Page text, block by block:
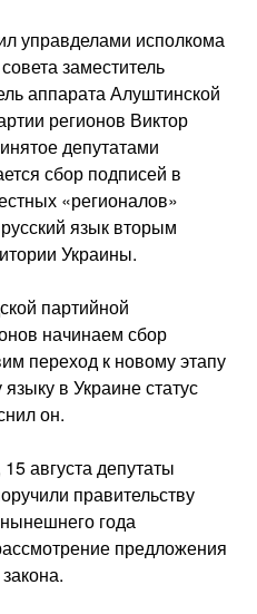
управделами исполкома
заместитель
аппарата Алуштинской
регионов Виктор
депутатами
сбор подписей в
«регионалов»
язык вторым
Украины.
партийной
начинаем сбор
переход к новому этапу
в Украине статус
он.
августа депутаты
правительству
года
предложения